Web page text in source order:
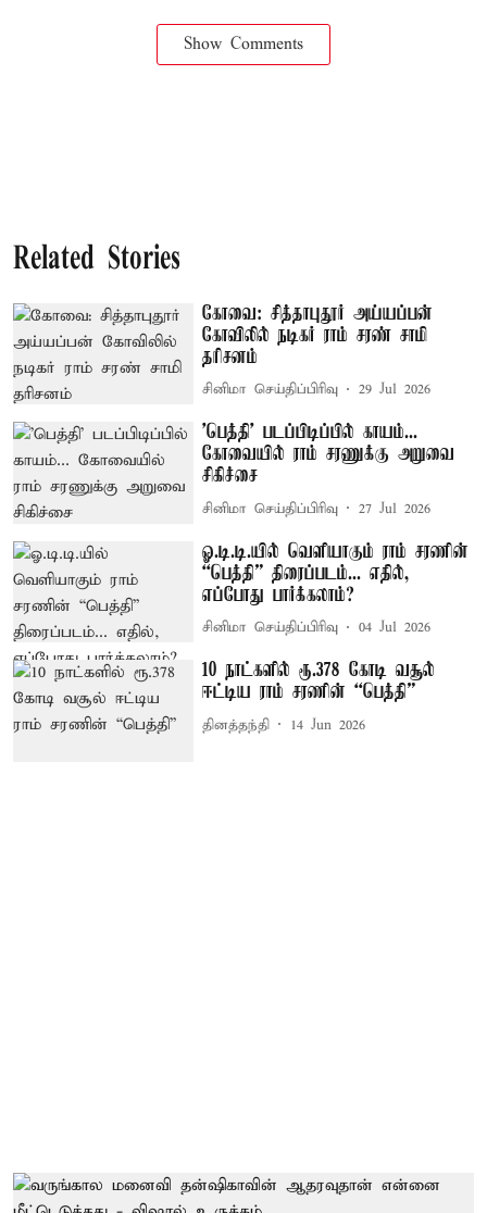
Show Comments
Related Stories
கோவை: சித்தாபுதூர் அய்யப்பன்
கோவிலில் நடிகர் ராம் சரண் சாமி
தரிசனம்
சினிமா செய்திப்பிரிவு 29 Jul 2026
'பெத்தி' படப்பிடிப்பில் காயம்...
கோவையில் ராம் சரணுக்கு அறுவை
சிகிச்சை
சினிமா செய்திப்பிரிவு 27 Jul 2026
ஓ.டி.டி.யில் வெளியாகும் ராம் சரணின்
“பெத்தி” திரைப்படம்... எதில்,
எப்போது பார்க்கலாம்?
சினிமா செய்திப்பிரிவு 04 Jul 2026
10 நாட்களில் ரூ.378 கோடி வசூல்
ஈட்டிய ராம் சரணின் “பெத்தி”
தினத்தந்தி 14 Jun 2026